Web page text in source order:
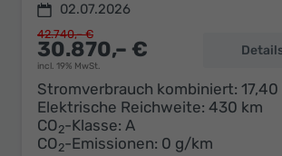
02.07.2026
30.870,– €
incl. 19% MwSt.
42.740,– €
Stromverbrauch kombiniert:
Elektrische Reichweite: 430 km
CO2-Klasse: A
CO2-Emissionen: 0 g/km